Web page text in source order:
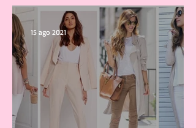
15 ago 2021